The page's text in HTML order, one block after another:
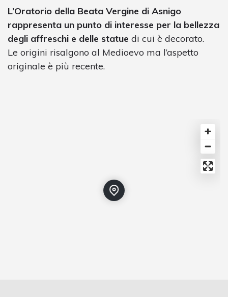
L’Oratorio della Beata Vergine di Asnigo
rappresenta un punto di interesse per la bellezza
degli affreschi e delle statue di cui è decorato.
Le origini risalgono al Medioevo ma l’aspetto
originale è più recente.